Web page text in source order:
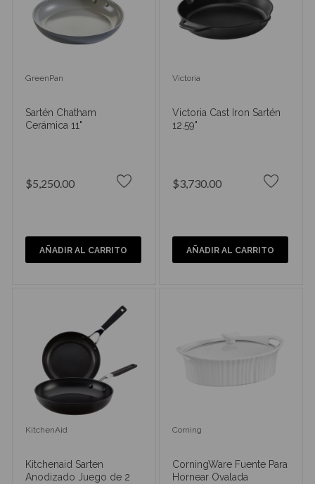
GreenPan
Sartén Chatham
Cerámica 11"
$5,250.00
AÑADIR AL CARRITO
Victoria
Victoria Cast Iron Sartén
12.59"
$3,730.00
AÑADIR AL CARRITO
KitchenAid
Kitchenaid Sarten
Anodizado Juego de 2
Corning
CorningWare Fuente Para
Hornear Ovalada